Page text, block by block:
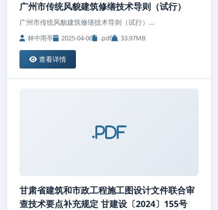
广州市传统风貌建筑修缮技术导则（试行）
广州市传统风貌建筑修缮技术导则（试行）...
林中雨亭 2025-04-06 .pdf 33.97MB
查看详情
.pdf
甘肃省建筑和市政工程施工图设计文件联合审
查技术要点补充规定 甘建设〔2024〕155号